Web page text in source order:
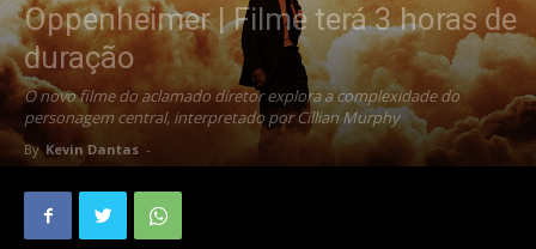
Oppenheimer | Filme terá 3 horas de
duração
O novo filme do aclamado diretor explora a complexidade do
personagem central, interpretado por Cillian Murphy
By Kevin Dantas -